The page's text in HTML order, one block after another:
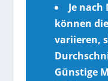
Je
können
variieren,
Günstige